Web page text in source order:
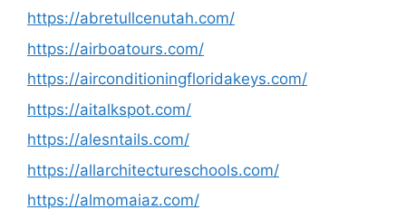
https://abretullcenutah.com/
https://airboatours.com/
https://airconditioningfloridakeys.com/
https://aitalkspot.com/
https://alesntails.com/
https://allarchitectureschools.com/
https://almomaiaz.com/